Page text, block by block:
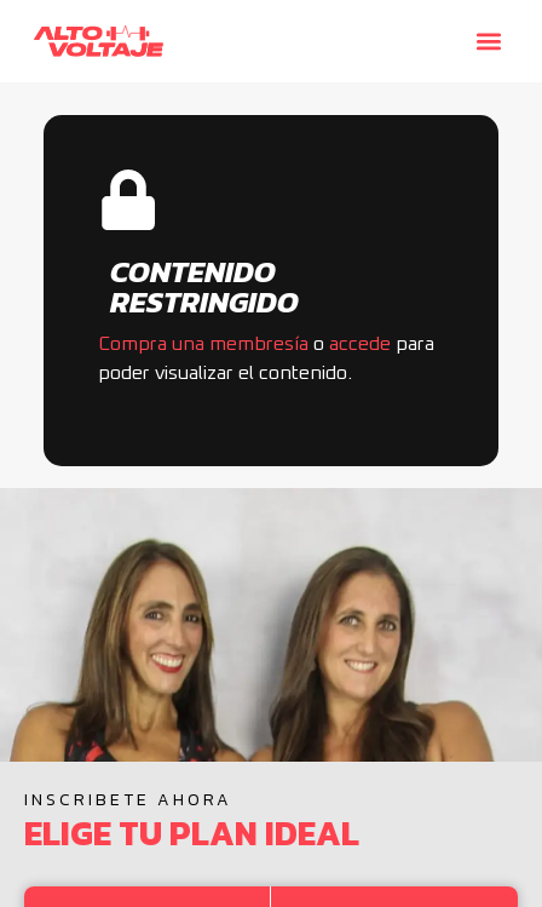
CONTENIDO
RESTRINGIDO
Compra una membresía o accede para
poder visualizar el contenido.
INSCRIBETE AHORA
ELIGE TU PLAN IDEAL